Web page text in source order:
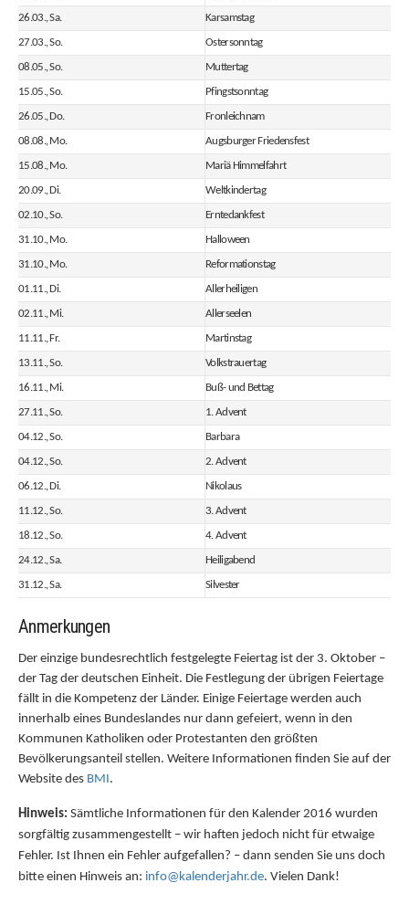
26.03., Sa. Karsamstag
27.03., So. Ostersonntag
08.05., So. Muttertag
15.05., So. Pfingstsonntag
26.05., Do. Fronleichnam
08.08., Mo. Augsburger Friedensfest
15.08., Mo. Mariä Himmelfahrt
20.09., Di. Weltkindertag
02.10., So. Erntedankfest
31.10., Mo. Halloween
31.10., Mo. Reformationstag
01.11., Di. Allerheiligen
02.11., Mi. Allerseelen
11.11., Fr. Martinstag
13.11., So. Volkstrauertag
16.11., Mi. Buß- und Bettag
27.11., So. 1. Advent
04.12., So. Barbara
04.12., So. 2. Advent
06.12., Di. Nikolaus
11.12., So. 3. Advent
18.12., So. 4. Advent
24.12., Sa. Heiligabend
31.12., Sa. Silvester
Anmerkungen
Der einzige bundesrechtlich festgelegte Feiertag ist der 3. Oktober –
der Tag der deutschen Einheit. Die Festlegung der übrigen Feiertage
fällt in die Kompetenz der Länder. Einige Feiertage werden auch
innerhalb eines Bundeslandes nur dann gefeiert, wenn in den
Kommunen Katholiken oder Protestanten den größten
Bevölkerungsanteil stellen. Weitere Informationen finden Sie auf der
Website des BMI.
Hinweis: Sämtliche Informationen für den Kalender 2016 wurden
sorgfältig zusammengestellt – wir haften jedoch nicht für etwaige
Fehler. Ist Ihnen ein Fehler aufgefallen? – dann senden Sie uns doch
bitte einen Hinweis an: info@kalenderjahr.de. Vielen Dank!